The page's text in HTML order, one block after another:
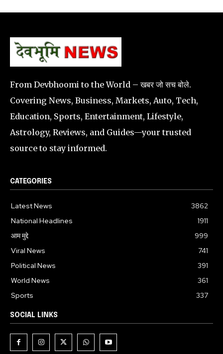
From Devbhoomi to the World – खबर जो सच बोले.
Covering News, Business, Markets, Auto, Tech,
Education, Sports, Entertainment, Lifestyle,
Astrology, Reviews, and Guides—your trusted
source to stay informed.
CATEGORIES
Latest News
3862
National Headlines
1911
आम मुद्दे
999
Viral News
741
Political News
391
World News
361
Sports
337
SOCIAL LINKS